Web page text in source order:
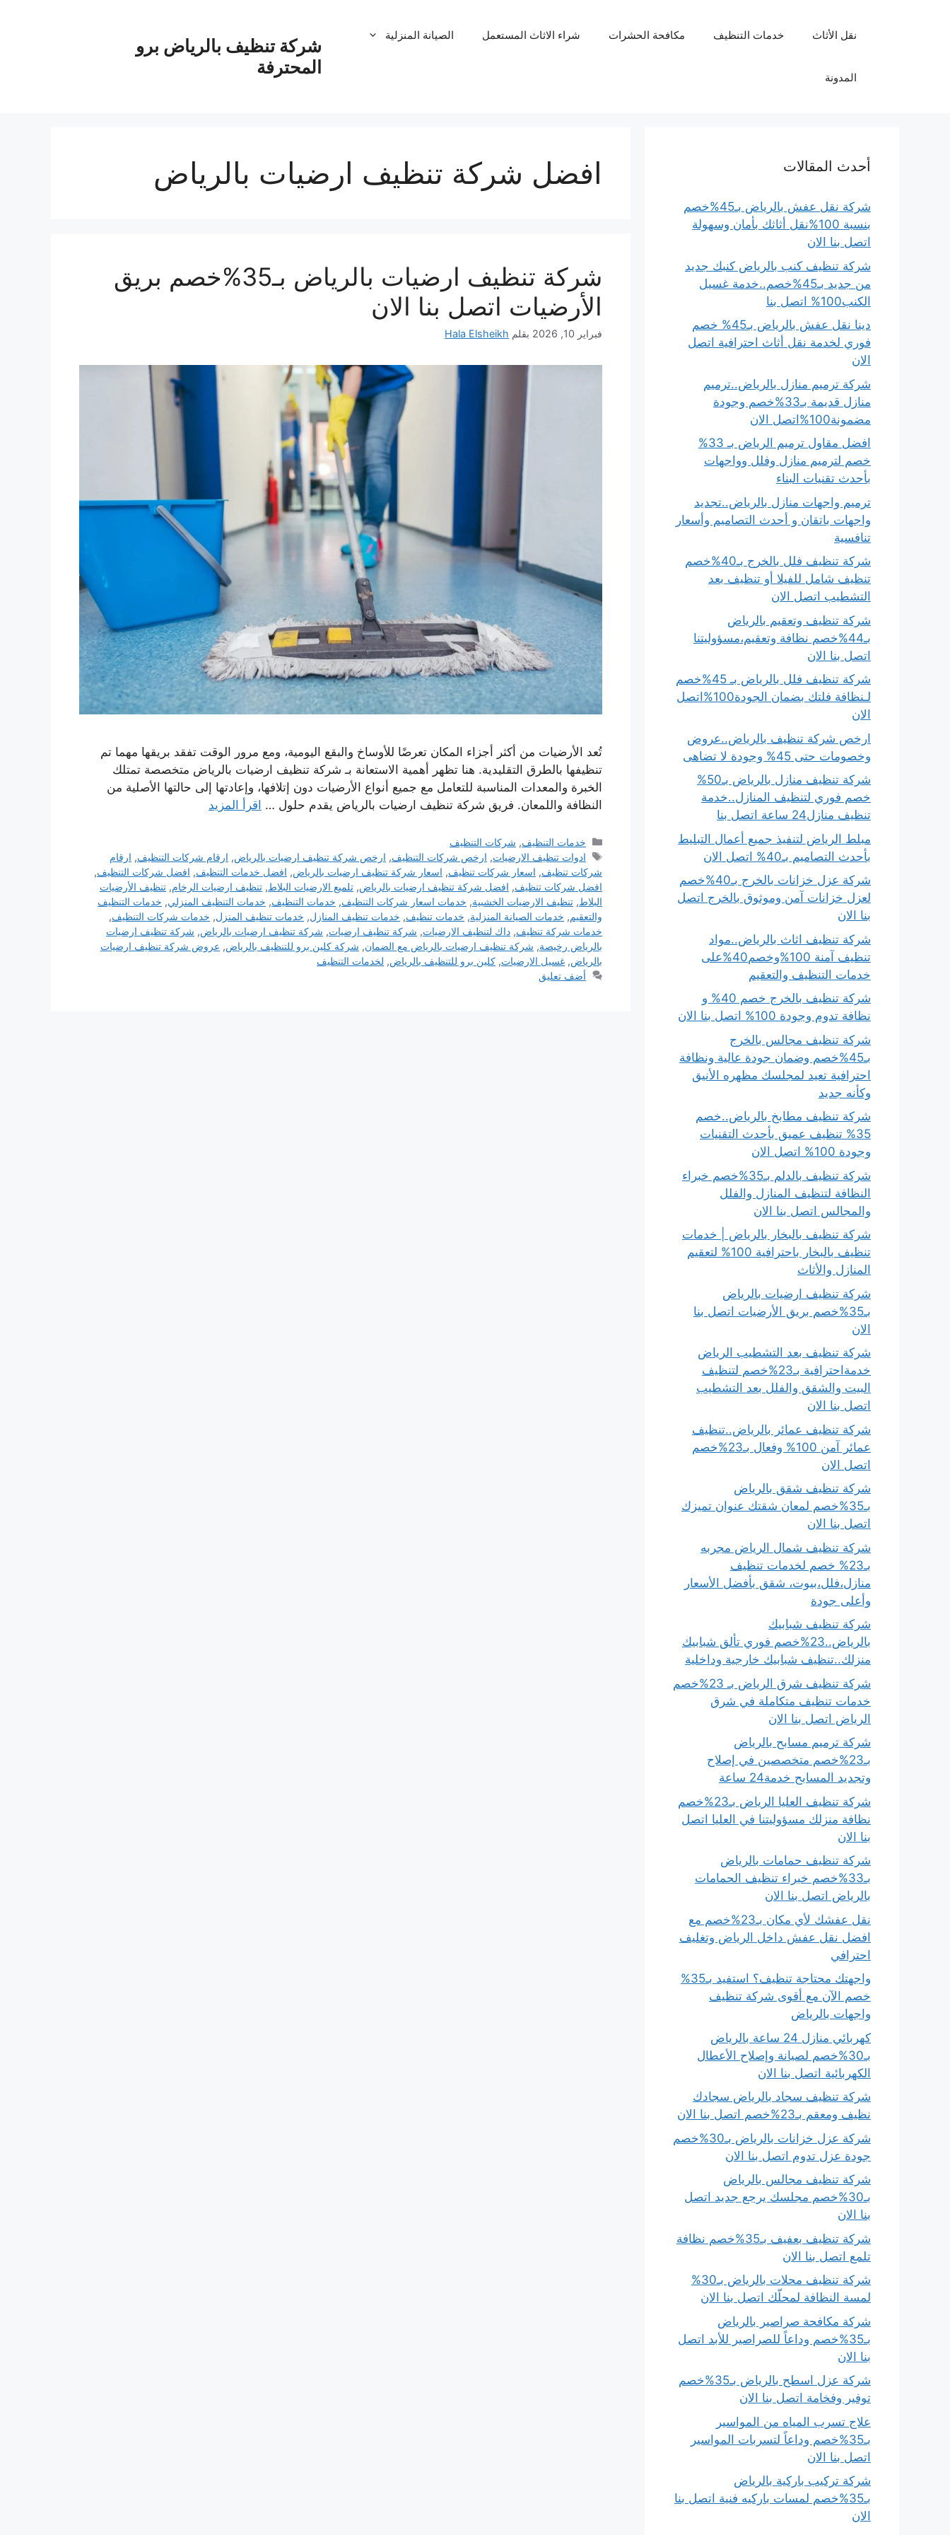
شركة تنظيف بالرياض برو
المحترفة
نقل الأثاث خدمات التنظيف مكافحة الحشرات شراء الاثاث المستعمل الصيانة المنزلية
المدونة
افضل شركة تنظيف ارضيات بالرياض
شركة تنظيف ارضيات بالرياض بـ35%خصم بريق
الأرضيات اتصل بنا الان
فبراير 10, 2026 بقلم Hala Elsheikh
تُعد الأرضيات من أكثر أجزاء المكان تعرضًا للأوساخ والبقع اليومية، ومع مرور الوقت تفقد بريقها مهما تم
تنظيفها بالطرق التقليدية. هنا تظهر أهمية الاستعانة بـ شركة تنظيف ارضيات بالرياض متخصصة تمتلك
الخبرة والمعدات المناسبة للتعامل مع جميع أنواع الأرضيات دون إتلافها، وإعادتها إلى حالتها الأصلية من
النظافة واللمعان. فريق شركة تنظيف ارضيات بالرياض يقدم حلول … اقرأ المزيد
التصنيفات
خدمات التنظيف, شركات التنظيف
الوسوم
ادوات تنظيف الارضيات, ارخص شركات التنظيف, ارخص شركة تنظيف ارضيات بالرياض, ارقام شركات التنظيف, ارقام
شركات تنظيف, اسعار شركات تنظيف, اسعار شركة تنظيف ارضيات بالرياض, افضل خدمات التنظيف, افضل شركات التنظيف,
افضل شركات تنظيف, افضل شركة تنظيف ارضيات بالرياض, تلميع الارضيات البلاط, تنظيف ارضيات الرخام, تنظيف الأرضيات
البلاط, تنظيف الارضيات الخشبية, خدمات اسعار شركات التنظيف, خدمات التنظيف, خدمات التنظيف المنزلي, خدمات التنظيف
والتعقيم, خدمات الصيانة المنزلية, خدمات تنظيف, خدمات تنظيف المنازل, خدمات تنظيف المنزل, خدمات شركات التنظيف,
خدمات شركة تنظيف, داك لتنظيف الارضيات, شركة تنظيف ارضيات, شركة تنظيف ارضيات بالرياض, شركة تنظيف ارضيات
بالرياض رخيصة, شركة تنظيف ارضيات بالرياض مع الضمان, شركة كلين برو للتنظيف بالرياض, عروض شركة تنظيف ارضيات
بالرياض, غسيل الارضيات, كلين برو للتنظيف بالرياض, لخدمات التنظيف
أضف تعليق
أحدث المقالات
شركة نقل عفش بالرياض بـ45%خصم
بنسبة 100%نقل أثاثك بأمان وسهولة
اتصل بنا الان
شركة تنظيف كنب بالرياض كنبك جديد
من جديد بـ45%خصم..خدمة غسيل
الكنب100% اتصل بنا
دينا نقل عفش بالرياض بـ45% خصم
فوري لخدمة نقل أثاث احترافية اتصل
الان
شركة ترميم منازل بالرياض..ترميم
منازل قديمة بـ33%خصم وجودة
مضمونة100%اتصل الان
افضل مقاول ترميم الرياض بـ 33%
خصم لترميم منازل وفلل وواجهات
بأحدث تقنيات البناء
ترميم واجهات منازل بالرياض..تجديد
واجهات باتقان و أحدث التصاميم وأسعار
تنافسية
شركة تنظيف فلل بالخرج بـ40%خصم
تنظيف شامل للفيلا أو تنظيف بعد
التشطيب اتصل الان
شركة تنظيف وتعقيم بالرياض
بـ44%خصم نظافة وتعقيم،مسؤوليتنا
اتصل بنا الان
شركة تنظيف فلل بالرياض بـ 45%خصم
لـنظافة فلتك بضمان الجودة100%اتصل
الان
ارخص شركة تنظيف بالرياض..عروض
وخصومات حتى 45% وجودة لا تضاهى
شركة تنظيف منازل بالرياض بـ50%
خصم فوري لتنظيف المنازل..خدمة
تنظيف منازل24 ساعة اتصل بنا
مبلط الرياض لتنفيذ جميع أعمال التبليط
بأحدث التصاميم بـ40% اتصل الان
شركة عزل خزانات بالخرج بـ40%خصم
لعزل خزانات آمن وموثوق بالخرج اتصل
بنا الان
شركة تنظيف اثاث بالرياض..مواد
تنظيف آمنة 100%وخصم40%على
خدمات التنظيف والتعقيم
شركة تنظيف بالخرج خصم 40% و
نظافة تدوم وجودة 100% اتصل بنا الان
شركة تنظيف مجالس بالخرج
بـ45%خصم وضمان جودة عالية ونظافة
احترافية تعيد لمجلسك مظهره الأنيق
وكأنه جديد
شركة تنظيف مطابخ بالرياض..خصم
35% تنظيف عميق بأحدث التقنيات
وجودة 100% اتصل الان
شركة تنظيف بالدلم بـ35%خصم خبراء
النظافة لتنظيف المنازل والفلل
والمجالس اتصل بنا الان
شركة تنظيف بالبخار بالرياض | خدمات
تنظيف بالبخار باحترافية 100% لتعقيم
المنازل والأثاث
شركة تنظيف ارضيات بالرياض
بـ35%خصم بريق الأرضيات اتصل بنا
الان
شركة تنظيف بعد التشطيب الرياض
خدمةاحترافية بـ23%خصم لتنظيف
البيت والشقق والفلل بعد التشطيب
اتصل بنا الان
شركة تنظيف عمائر بالرياض..تنظيف
عمائر آمن 100% وفعال بـ23%خصم
اتصل الان
شركة تنظيف شقق بالرياض
بـ35%خصم لمعان شقتك عنوان تميزك
اتصل بنا الان
شركة تنظيف شمال الرياض مجربه
بـ23% خصم لخدمات تنظيف
منازل،فلل،بيوت، شقق بأفضل الأسعار
وأعلى جودة
شركة تنظيف شبابيك
بالرياض..23%خصم فوري تألق شبابيك
منزلك..تنظيف شبابيك خارجية وداخلية
شركة تنظيف شرق الرياض بـ 23%خصم
خدمات تنظيف متكاملة في شرق
الرياض اتصل بنا الان
شركة ترميم مسابح بالرياض
بـ23%خصم متخصصين في إصلاح
وتجديد المسابح خدمة24 ساعة
شركة تنظيف العليا الرياض بـ23%خصم
نظافة منزلك مسؤوليتنا في العليا اتصل
بنا الان
شركة تنظيف حمامات بالرياض
بـ33%خصم خبراء تنظيف الحمامات
بالرياض اتصل بنا الان
نقل عفشك لأي مكان بـ23%خصم مع
افضل نقل عفش داخل الرياض وتغليف
احترافي
واجهتك محتاجة تنظيف؟ استفيد بـ35%
خصم الآن مع أقوى شركة تنظيف
واجهات بالرياض
كهربائي منازل 24 ساعة بالرياض
بـ30%خصم لصيانة وإصلاح الأعطال
الكهربائية اتصل بنا الان
شركة تنظيف سجاد بالرياض سجادك
نظيف ومعقم بـ23%خصم اتصل بنا الان
شركة عزل خزانات بالرياض بـ30%خصم
جودة عزل تدوم اتصل بنا الان
شركة تنظيف مجالس بالرياض
بـ30%خصم مجلسك يرجع جديد اتصل
بنا الان
شركة تنظيف بعفيف بـ35%خصم نظافة
تلمع اتصل بنا الان
شركة تنظيف محلات بالرياض بـ30%
لمسة النظافة لمحلّك اتصل بنا الان
شركة مكافحة صراصير بالرياض
بـ35%خصم وداعاً للصراصير للأبد اتصل
بنا الان
شركة عزل اسطح بالرياض بـ35%خصم
توفير وفخامة اتصل بنا الان
علاج تسرب المياه من المواسير
بـ35%خصم وداعاً لتسربات المواسير
اتصل بنا الان
شركة تركيب باركية بالرياض
بـ35%خصم لمسات باركيه فنية اتصل بنا
الان